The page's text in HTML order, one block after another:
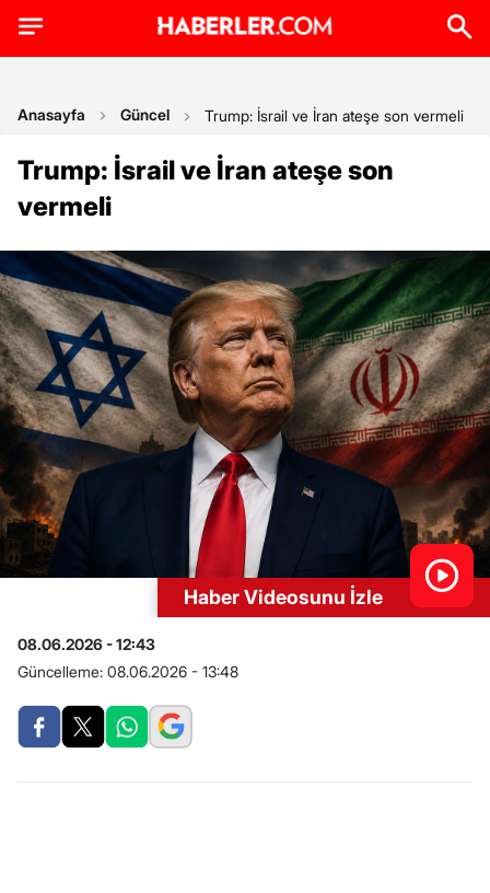
Anasayfa Güncel Trump: İsrail ve İran ateşe son vermeli
Trump: İsrail ve İran ateşe son
vermeli
Haber Videosunu İzle
08.06.2026 - 12:43
Güncelleme: 08.06.2026 - 13:48